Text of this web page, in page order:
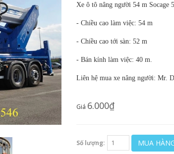
Xe ô tô nâng người 54 m Socage
- Chiều cao làm việc: 54 m
- Chiều cao tới sàn: 52 m
- Bán kính làm việc: 40 m.
Liên hệ mua xe nâng người: Mr.
Giá 6.000₫
Số lượng: MUA